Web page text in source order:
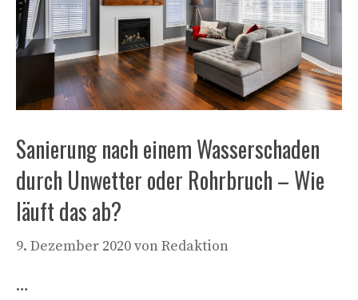
Sanierung nach einem Wasserschaden
durch Unwetter oder Rohrbruch – Wie
läuft das ab?
9. Dezember 2020vonRedaktion
…